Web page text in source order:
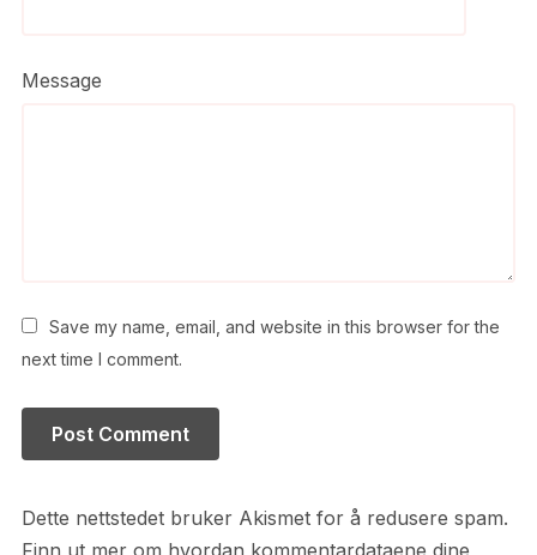
Message
Save my name, email, and website in this browser for the
next time I comment.
Dette nettstedet bruker Akismet for å redusere spam.
Finn ut mer om hvordan kommentardataene dine